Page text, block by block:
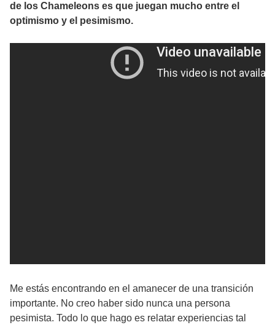
de los Chameleons es que juegan mucho entre el
optimismo y el pesimismo.
Me estás encontrando en el amanecer de una transición
importante. No creo haber sido nunca una persona
pesimista. Todo lo que hago es relatar experiencias tal